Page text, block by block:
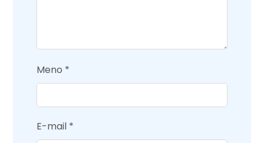
Meno *
E-mail *